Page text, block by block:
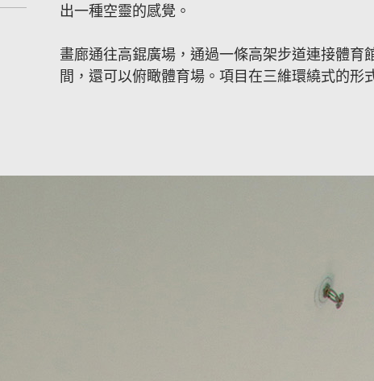
出一種空靈的感覺。
畫廊通往高錕廣場，通過一條高架步道連接體育
間，還可以俯瞰體育場。項目在三維環繞式的